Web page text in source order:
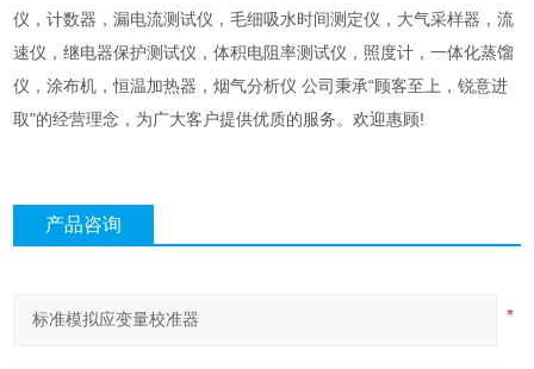
仪，计数器，漏电流测试仪，毛细吸水时间测定仪，大气采样器，流
速仪，继电器保护测试仪，体积电阻率测试仪，照度计，一体化蒸馏
仪，涂布机，恒温加热器，烟气分析仪 公司秉承“顾客至上，锐意进
取"的经营理念，为广大客户提供优质的服务。欢迎惠顾!
产品咨询